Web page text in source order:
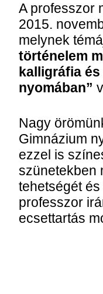
A professzor
2015.
melynek
történelem
kalligráfia
nyomában”
Nagy
Gimnázium
ezzel is
szünetekben
tehetségét
professzor
ecsettartás